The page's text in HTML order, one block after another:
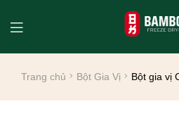
Trang chủ Bột Gia Vị Bột gia vị